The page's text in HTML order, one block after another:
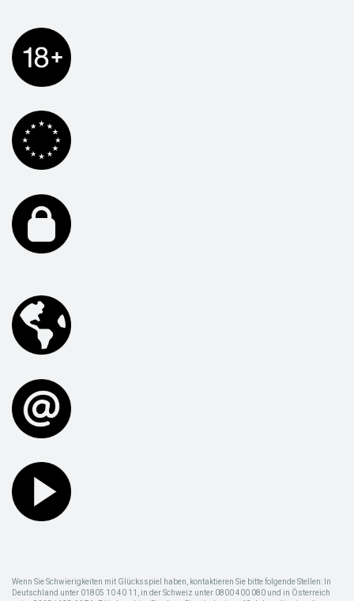
Wenn Sie Schwierigkeiten mit Glücksspiel haben, kontaktieren Sie bitte folgende Stellen: In
Deutschland unter 01805 10 40 11, in der Schweiz unter 0800 400 080 und in Österreich